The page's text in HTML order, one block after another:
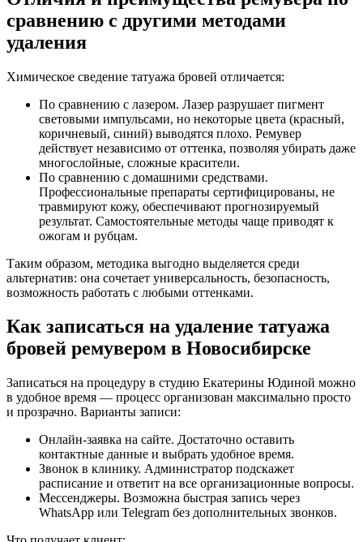
сравнению с другими методами
удаления
Химическое сведение татуажа бровей отличается:
По сравнению с лазером. Лазер разрушает пигмент
световыми импульсами, но некоторые цвета (красный,
коричневый, синий) выводятся плохо. Ремувер
действует независимо от оттенка, позволяя убирать даже
многослойные, сложные красители.
По сравнению с домашними средствами.
Профессиональные препараты сертифицированы, не
травмируют кожу, обеспечивают прогнозируемый
результат. Самостоятельные методы чаще приводят к
ожогам и рубцам.
Таким образом, методика выгодно выделяется среди
альтернатив: она сочетает универсальность, безопасность,
возможность работать с любыми оттенками.
Как записаться на удаление татуажа
бровей ремувером в Новосибирске
Записаться на процедуру в студию Екатерины Юдиной можно
в удобное время — процесс организован максимально просто
и прозрачно. Варианты записи:
Онлайн-заявка на сайте. Достаточно оставить
контактные данные и выбрать удобное время.
Звонок в клинику. Администратор подскажет
расписание и ответит на все организационные вопросы.
Мессенджеры. Возможна быстрая запись через
WhatsApp или Telegram без дополнительных звонков.